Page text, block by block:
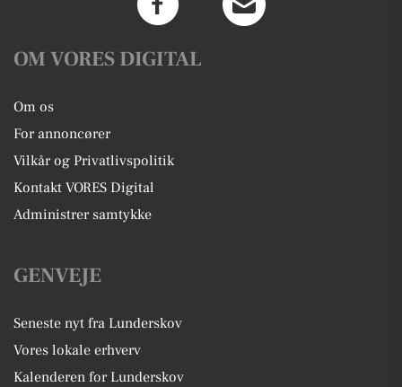
OM VORES DIGITAL
Om os
For annoncører
Vilkår og Privatlivspolitik
Kontakt VORES Digital
Administrer samtykke
GENVEJE
Seneste nyt fra Lunderskov
Vores lokale erhverv
Kalenderen for Lunderskov